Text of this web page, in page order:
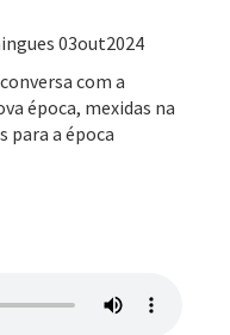
com a
época, mexidas na
para a época